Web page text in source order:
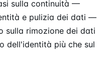
sulla continuità —
e pulizia dei dati —
sulla rimozione dei dati
dell'identità più che sul